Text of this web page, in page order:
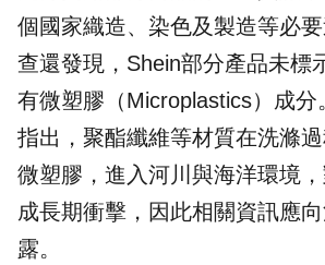
個國家織造、染色及製造等必
查還發現，Shein部分產品未標
有微塑膠（Microplastics）成分
指出，聚酯纖維等材質在洗滌
微塑膠，進入河川與海洋環境
成長期衝擊，因此相關資訊應
露。